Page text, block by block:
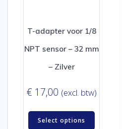
T-adapter voor 1/8
NPT sensor – 32 mm
– Zilver
€ 17,00 (excl. btw)
Select options